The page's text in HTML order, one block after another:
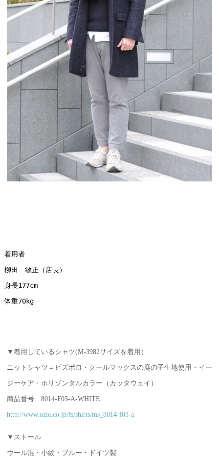
着用者
柳田　敏正（店長）
身長177cm
体重70kg
▼着用しているシャツ(M-3982サイズを着用）
ニットシャツ＝ビズポロ・クールマックスの鹿の子生地使用・イー
ジーケア・ホリゾンタルカラー（カッタウェイ）
商品番号 8014-F03-A-WHITE
http://www.ozie.co.jp/fs/shirts/ms_8014-f03-a
▼ストール
ウール混・小紋・ブルー・ドイツ製